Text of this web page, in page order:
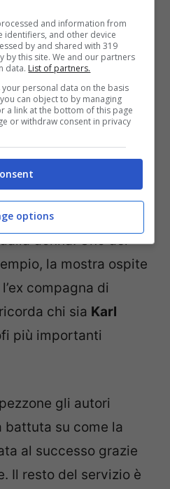
Gregoraci (Getty
La Notiziadedicato a
è stato davvero
minuti di video
hanno
un bel numero
donna. Uno dei
la mostra ospite
l’ex compagna di
chi sia Karl
più importanti
gli autori
battuta su come la
al successo grazie
Il resto del servizio è
and information from
identifiers, and other device
by and shared with 319
by this site. We and our partners
data. List of partners.
personal data on the basis
can object to by managing
a link at the bottom of this page
or withdraw consent in privacy
options